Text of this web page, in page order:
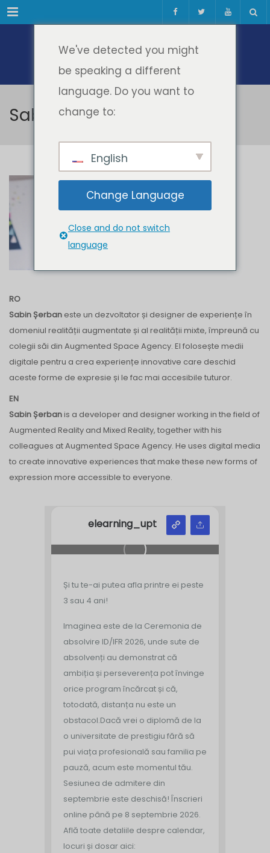
Meniul
Sabin Șerban
Sabin Șerban
RO
Sabin Șerban este un dezvoltator și designer de experiențe în
domeniul realității augmentate și al realității mixte, împreună cu
colegii săi din Augmented Space Agency. El folosește medii
digitale pentru a crea experiențe innovative care deschid
aceste forme de expresie și le fac mai accesibile tuturor.
EN
Sabin Șerban is a developer and designer working in the field of
Augmented Reality and Mixed Reality, together with his
colleagues at Augmented Space Agency. He uses digital media
to create innovative experiences that make these new forms of
expression more accessible to everyone.
elearning_upt
Și tu te-ai putea afla printre ei peste
3 sau 4 ani!
Imaginea este de la Ceremonia de
absolvire ID/IFR 2026, unde sute de
absolvenți au demonstrat că
ambiția și perseverența pot învinge
orice program încărcat și că,
totodată, distanța nu este un
obstacol.Dacă vrei o diplomă de la
o universitate de prestigiu fără să
pui viața profesională sau familia pe
pauză, acum este momentul tău.
Sesiunea de admitere din
septembrie este deschisă! Înscrieri
online până pe 8 septembrie 2026.
Află toate detaliile despre calendar,
locuri și dosar aici:
We've detected you might
be speaking a different
language. Do you want to
change to:
English
Change Language
Close and do not switch
language